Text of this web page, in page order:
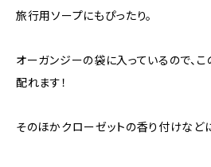
旅行用ソープにもぴったり。
オーガンジーの袋に入っているので、こ
配れます！
そのほかクローゼットの香り付けなど